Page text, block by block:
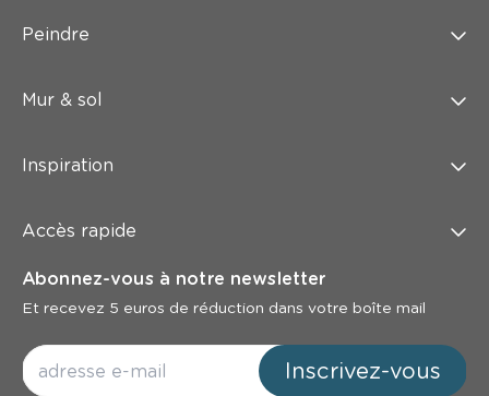
Peindre
Mur & sol
Inspiration
Accès rapide
Abonnez-vous à notre newsletter
Et recevez 5 euros de réduction dans votre boîte mail
Inscrivez-vous